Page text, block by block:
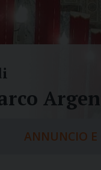
ANNUNCIO E